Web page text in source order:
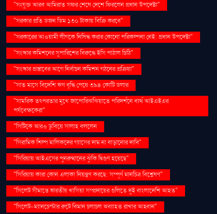
"সংযুক্ত আরব আমিরাত সফর শেষে দেশে ফিরলেন প্রধান উপদেষ্টা"
"সরকার প্রতি ডজন ডিম ১৩০ টাকায় বিক্রি করবে"
"সরকারের আওয়ামী লীগকে নিষিদ্ধ করার কোনো পরিকল্পনা নেই: প্রধান উপদেষ্টা"
"সংস্কার কমিশনের সুপারিশের বিরুদ্ধে ইসি পাঠাল চিঠি"
"সংস্কার প্রস্তাবের আগে নির্বাচন কমিশন গঠনের প্রক্রিয়া"
"সাত মাসে বিদেশি ঋণ বৃদ্ধি পেয়ে ৩৯৪ কোটি ডলার
"সামরিক তৎপরতার মুখে জাপোরিঝঝিয়াতে পরিদর্শনে ব্যর্থ আইএইএর
পর্যবেক্ষকেরা"
"সিটিকে আরও ডুবিয়ে সালাহ বললেন
"সিরামিক শিল্প মালিকদের গ্যাসের দাম না বাড়ানোর দাবি"
"সিরিয়ায় আইএসের পুনরুত্থানের ঝুঁকি দ্বিগুণ হয়েছে"
"সিরিয়ায় কারা কোন এলাকা নিয়ন্ত্রণ করছে: সম্পূর্ণ মানচিত্র বিশ্লেষণ"
"সিলেট সীমান্তে ভারতীয় খাসিয়া সম্প্রদায়ের গুলিতে দুই বাংলাদেশি আহত"
"সিলেট-ম্যানচেস্টার রুটে বিমান চলাচল অব্যাহত রাখার আহ্বান"